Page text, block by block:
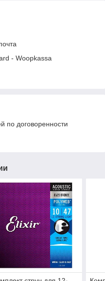
- Woopkassa
по договоренности